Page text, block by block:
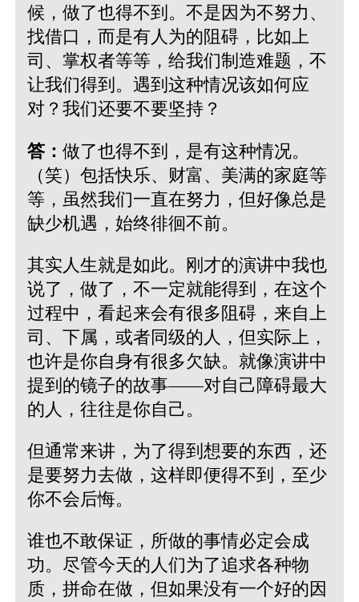
候，做了也得不到。不是因为不努力、
找借口，而是有人为的阻碍，比如上
司、掌权者等等，给我们制造难题，不
让我们得到。遇到这种情况该如何应
对？我们还要不要坚持？
答： 做了也得不到，是有这种情况。
（笑）包括快乐、财富、美满的家庭等
等，虽然我们一直在努力，但好像总是
缺少机遇，始终徘徊不前。
其实人生就是如此。刚才的演讲中我也
说了，做了，不一定就能得到，在这个
过程中，看起来会有很多阻碍，来自上
司、下属，或者同级的人，但实际上，
也许是你自身有很多欠缺。就像演讲中
提到的镜子的故事——对自己障碍最大
的人，往往是你自己。
但通常来讲，为了得到想要的东西，还
是要努力去做，这样即便得不到，至少
你不会后悔。
谁也不敢保证，所做的事情必定会成
功。尽管今天的人们为了追求各种物
质，拼命在做，但如果没有一个好的因